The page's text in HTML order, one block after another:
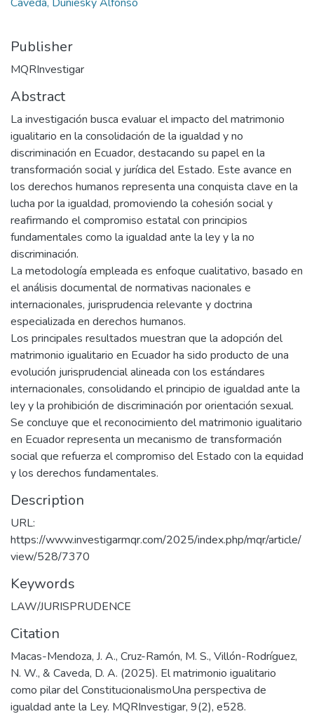
Publisher
MQRInvestigar
Abstract
La investigación busca evaluar el impacto del matrimonio
igualitario en la consolidación de la igualdad y no
discriminación en Ecuador, destacando su papel en la
transformación social y jurídica del Estado. Este avance en
los derechos humanos representa una conquista clave en la
lucha por la igualdad, promoviendo la cohesión social y
reafirmando el compromiso estatal con principios
fundamentales como la igualdad ante la ley y la no
discriminación.
La metodología empleada es enfoque cualitativo, basado en
el análisis documental de normativas nacionales e
internacionales, jurisprudencia relevante y doctrina
especializada en derechos humanos.
Los principales resultados muestran que la adopción del
matrimonio igualitario en Ecuador ha sido producto de una
evolución jurisprudencial alineada con los estándares
internacionales, consolidando el principio de igualdad ante la
ley y la prohibición de discriminación por orientación sexual.
Se concluye que el reconocimiento del matrimonio igualitario
en Ecuador representa un mecanismo de transformación
social que refuerza el compromiso del Estado con la equidad
y los derechos fundamentales.
Description
URL:
https://www.investigarmqr.com/2025/index.php/mqr/article/
view/528/7370
Keywords
LAW/JURISPRUDENCE
Citation
Macas-Mendoza, J. A., Cruz-Ramón, M. S., Villón-Rodríguez,
N. W., & Caveda, D. A. (2025). El matrimonio igualitario
como pilar del ConstitucionalismoUna perspectiva de
igualdad ante la Ley. MQRInvestigar, 9(2), e528.